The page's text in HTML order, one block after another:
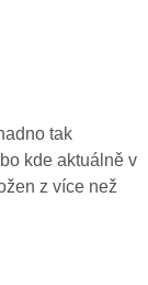
tak
kde aktuálně v
z více než